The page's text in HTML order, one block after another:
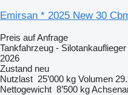
Emirsan * 2025 New 30
Preis auf Anfrage
Tankfahrzeug - Silotankauflieger
2026
Zustand neu
Nutzlast 25’000 kg Volumen
Nettogewicht 8’500 kg